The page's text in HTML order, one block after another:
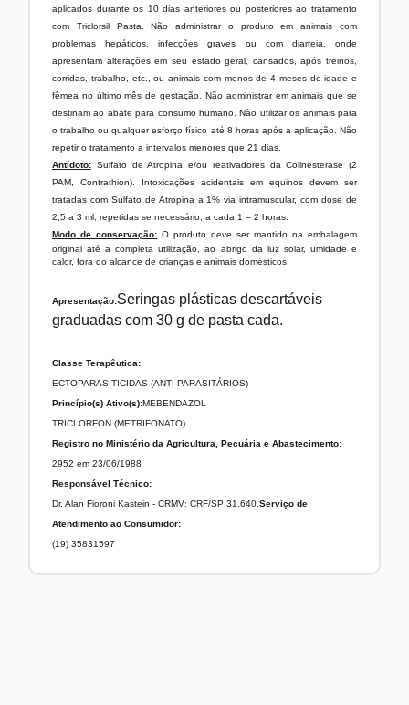
aplicados durante os 10 dias anteriores ou posteriores ao tratamento
com Triclorsil Pasta.
Não administrar o produto em animais com
problemas hepáticos, infecções graves ou com diarreia, onde
apresentam alterações em seu estado geral, cansados, após treinos,
corridas, trabalho, etc., ou animais com menos de 4 meses de idade e
fêmea no último mês de gestação. Não administrar em animais que se
destinam ao abate para consumo humano.Não utilizar os animais para
o trabalho ou qualquer esforço físico até 8 horas após a aplicação. Não
repetir o tratamento a intervalos menores que 21 dias.
Antídoto: Sulfato de Atropina e/ou reativadores da Colinesterase (2
PAM, Contrathion). Intoxicações acidentais em equinos devem ser
tratadas com Sulfato de Atropina a 1% via intramuscular, com dose de
2,5 a 3 ml, repetidas se necessário, a cada 1 – 2 horas.
Modo de conservação: O produto deve ser mantido na embalagem
original até a completa utilização, ao abrigo da luz solar, umidade e
calor, fora do alcance de crianças e animais domésticos.
Apresentação:Seringas plásticas descartáveis
graduadas com 30 g de pasta cada.
Classe Terapêutica:
ECTOPARASITICIDAS (ANTI-PARASITÁRIOS)
Princípio(s) Ativo(s):MEBENDAZOL
TRICLORFON (METRIFONATO)
Registro no Ministério da Agricultura, Pecuária e Abastecimento:
2952 em 23/06/1988
Responsável Técnico:
Dr. Alan Fioroni Kastein - CRMV: CRF/SP 31.640. Serviço de
Atendimento ao Consumidor:
(19) 35831597